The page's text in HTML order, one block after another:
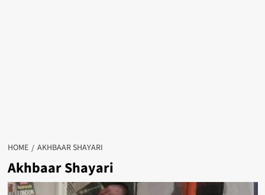
HOME AKHBAAR SHAYARI
Akhbaar Shayari